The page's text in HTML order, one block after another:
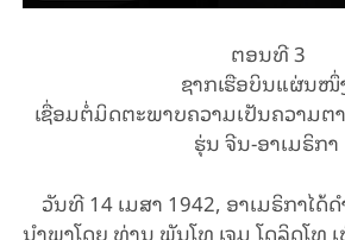
ຕອນ​ທີ 3
ຊາກ​ເຮືອ​ບິນ​ແຜ່ນ​ໜຶ່
ເຊື່ອມຕໍ່ມິດ​ຕະ​ພາບຄວາມເປັນຄວາມຕ
ຮຸ່ນ​ ຈີນ-ອາ​ເມ​ຣິ​ກາ
ວັນ​ທີ 14 ເມ​ສາ 1942, ອາ​ເມ​ຣິ​ກາ​ໄດ້​
ນຳ​ພາ​ໂດຍ ທ່ານ ພັນໂທ ເຈມ ໂດລິດໂທ